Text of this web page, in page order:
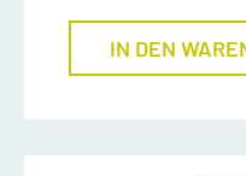
IN DEN